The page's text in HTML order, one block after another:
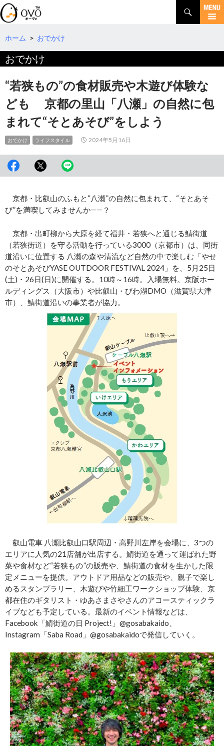
検
索
コ
テ
ツ
へ
移
ホーム > おでかけ
おでかけ
“若狭もの”の食材販売や木遊び体験な
ども 京都の里山「八瀬」の自然に包
まれて“そとあそび”をしよう
おでかけ ライフスタイル 2024年5月16日
京都・比叡山のふもと“八瀬”の自然に包まれて、“そとあそ
び”を満喫してみませんか――？
京都・出町柳から大原を経て福井・若狭へと通じる鯖街道
（若狭街道）を守る活動を行っている3000（京都市）は、同街
道沿いに位置する 八瀬の森や清流など自然の中で楽しむ「やせ
のそとあそびYASE OUTDOOR FESTIVAL 2024」を、5月25日
(土)・26日(日)に開催する。10時～16時。入場無料。京阪ホー
ルディングス（大阪市）や比叡山・びわ湖DMO（滋賀県大津
市）、鯖街道沿いの事業者が協力。
叡山電車 八瀬比叡山口駅周辺・高野川左岸を会場に、3つの
エリアに人気の21店舗が出店する。鯖街道を通って運ばれた野
菜や食材など“若狭もの”の販売や、鯖街道の食材を生かした限
定メニューを提供。アウトドア用品などの販売や、親子で楽し
めるスタンプラリー、木遊びや竹細工ワークショップ体験、京
都在住のギタリスト・ゆあさまさやさんのアコースティックラ
イブなども予定している。最新のイベント情報などは、
Facebook「鯖街道の日 Project!」@gosabakaido、
Instagram「Saba Road」@gosabakaidoで発信していく。